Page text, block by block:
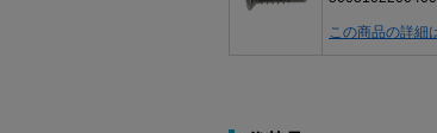
この商品の詳細